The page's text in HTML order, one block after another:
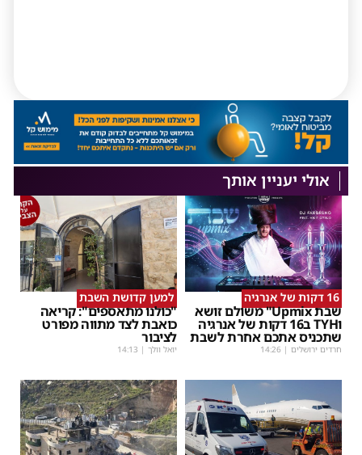
אולי יעניין אותך
16 דקות של אנרגיה
שבת Upmix" משולם זושא
וTYH ב16 דקות של אנרגיה
שתכניס אתכם אחרת לשבת
חרדים ירושלים |
14:26
למען קדושת השבת
"כולנו מתאספים": קריאה
כואבת לצד מתווה מפורט
לציבור
יואל וולך |
14:13